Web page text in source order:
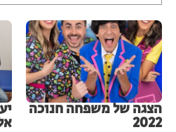
הצגה של משפחה חנוכה
2022